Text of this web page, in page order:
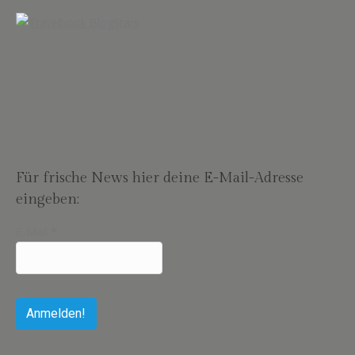
Für frische News hier deine E-Mail-Adresse
eingeben: